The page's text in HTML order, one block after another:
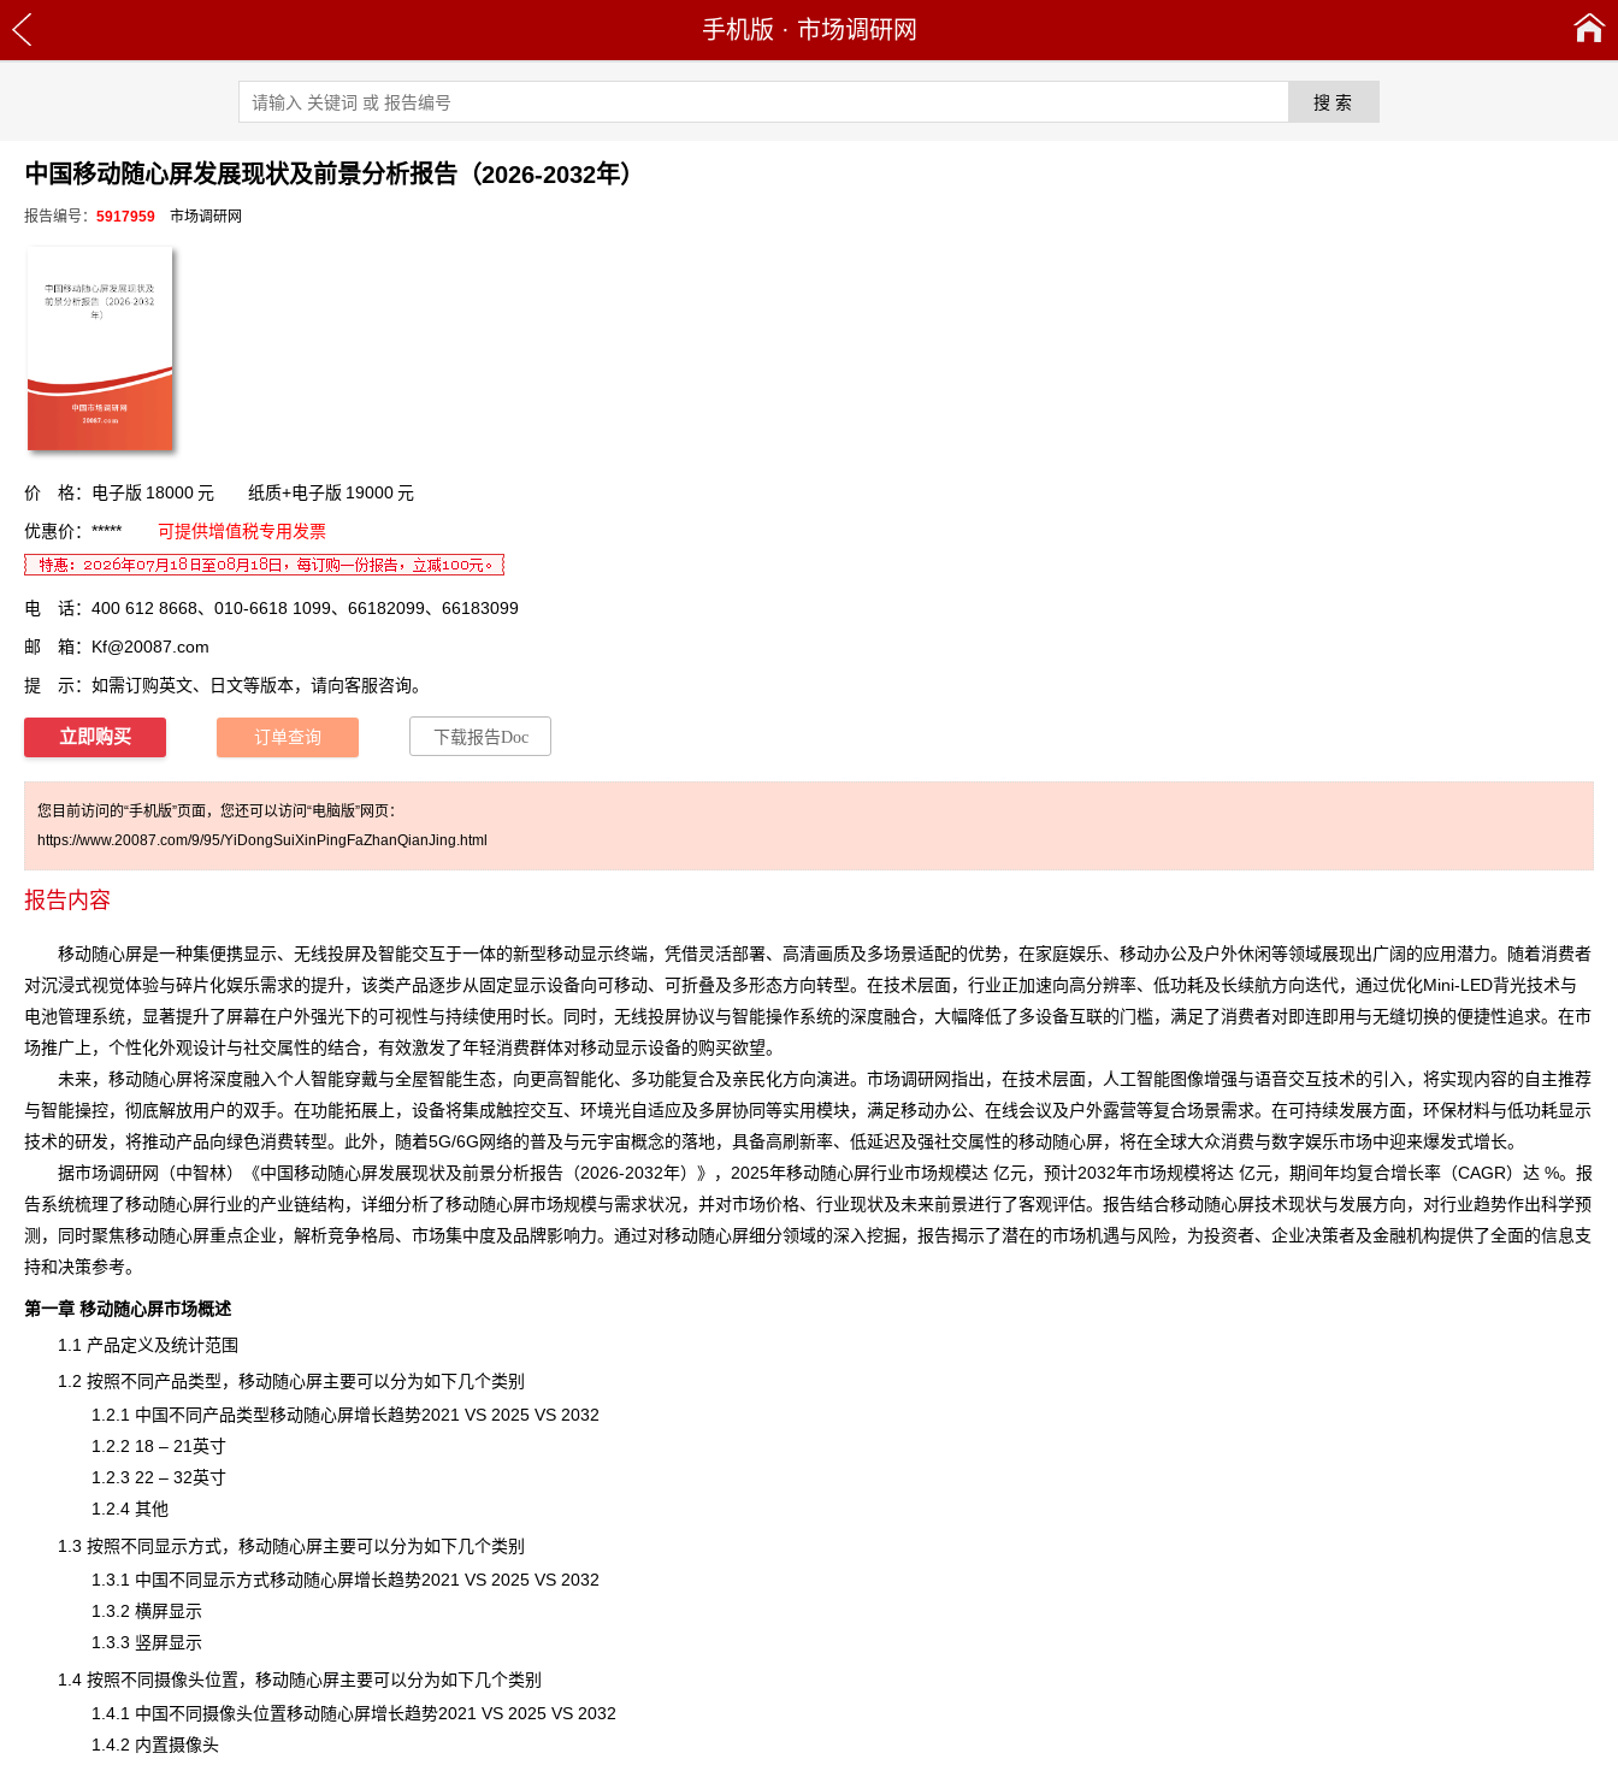
手机版 · 市场调研网
中国移动随心屏发展现状及前景分析报告（2026-2032年）
报告编号：5917959 市场调研网
价 格：电子版 18000元 纸质+电子版 19000元
优惠价：*****
可提供增值税专用发票
电 话：400 612 8668、010-6618 1099、66182099、66183099
邮 箱： Kf@20087.com
提 示：如需订购英文、日文等版本，请向客服咨询。
立即购买 订单查询 下载报告Doc
您目前访问的“手机版”页面，您还可以访问“电脑版”网页：
https://www.20087.com/9/95/YiDongSuiXinPingFaZhanQianJing.html
报告内容
移动随心屏是一种集便携显示、无线投屏及智能交互于一体的新型移动显示终端，凭借灵活部署、高清画质及多场景适配的优势，在家庭娱乐、移动办公及户外休闲等领域展现出广阔的应用潜力。随着消费者
对沉浸式视觉体验与碎片化娱乐需求的提升，该类产品逐步从固定显示设备向可移动、可折叠及多形态方向转型。在技术层面，行业正加速向高分辨率、低功耗及长续航方向迭代，通过优化Mini-LED背光技术与
电池管理系统，显著提升了屏幕在户外强光下的可视性与持续使用时长。同时，无线投屏协议与智能操作系统的深度融合，大幅降低了多设备互联的门槛，满足了消费者对即连即用与无缝切换的便捷性追求。在市
场推广上，个性化外观设计与社交属性的结合，有效激发了年轻消费群体对移动显示设备的购买欲望。
未来，移动随心屏将深度融入个人智能穿戴与全屋智能生态，向更高智能化、多功能复合及亲民化方向演进。市场调研网指出，在技术层面，人工智能图像增强与语音交互技术的引入，将实现内容的自主推荐
与智能操控，彻底解放用户的双手。在功能拓展上，设备将集成触控交互、环境光自适应及多屏协同等实用模块，满足移动办公、在线会议及户外露营等复合场景需求。在可持续发展方面，环保材料与低功耗显示
技术的研发，将推动产品向绿色消费转型。此外，随着5G/6G网络的普及与元宇宙概念的落地，具备高刷新率、低延迟及强社交属性的移动随心屏，将在全球大众消费与数字娱乐市场中迎来爆发式增长。
据市场调研网（中智林）《中国移动随心屏发展现状及前景分析报告（2026-2032年）》，2025年移动随心屏行业市场规模达 亿元，预计2032年市场规模将达 亿元，期间年均复合增长率（CAGR）达 %。报
告系统梳理了移动随心屏行业的产业链结构，详细分析了移动随心屏市场规模与需求状况，并对市场价格、行业现状及未来前景进行了客观评估。报告结合移动随心屏技术现状与发展方向，对行业趋势作出科学预
测，同时聚焦移动随心屏重点企业，解析竞争格局、市场集中度及品牌影响力。通过对移动随心屏细分领域的深入挖掘，报告揭示了潜在的市场机遇与风险，为投资者、企业决策者及金融机构提供了全面的信息支
持和决策参考。
第一章 移动随心屏市场概述
1.1 产品定义及统计范围
1.2 按照不同产品类型，移动随心屏主要可以分为如下几个类别
1.2.1 中国不同产品类型移动随心屏增长趋势2021 VS 2025 VS 2032
1.2.2 18 – 21英寸
1.2.3 22 – 32英寸
1.2.4 其他
1.3 按照不同显示方式，移动随心屏主要可以分为如下几个类别
1.3.1 中国不同显示方式移动随心屏增长趋势2021 VS 2025 VS 2032
1.3.2 横屏显示
1.3.3 竖屏显示
1.4 按照不同摄像头位置，移动随心屏主要可以分为如下几个类别
1.4.1 中国不同摄像头位置移动随心屏增长趋势2021 VS 2025 VS 2032
1.4.2 内置摄像头